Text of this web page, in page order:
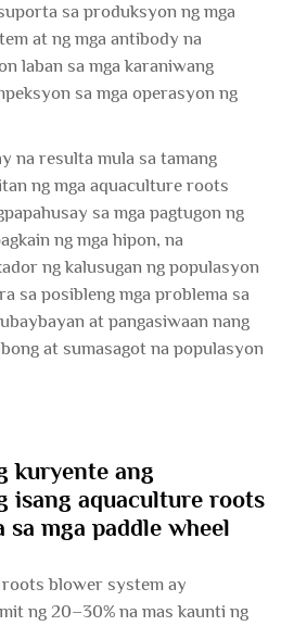
sa produksyon ng mga
at ng mga antibody na
laban sa mga karaniwang
sa mga operasyon ng
na resulta mula sa tamang
ng mga aquaculture roots
sa mga pagtugon ng
ng mga hipon, na
ng kalusugan ng populasyon
sa posibleng mga problema sa
at pangasiwaan nang
at sumasagot na populasyon
kuryente ang
isang aquaculture roots
mga paddle wheel
blower system ay
ng 20–30% na mas kaunti ng